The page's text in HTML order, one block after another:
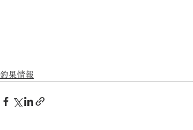
釣果情報